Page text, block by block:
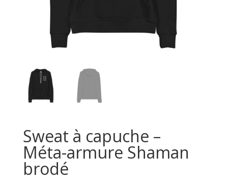
Sweat à capuche –
Méta-armure Shaman
brodé